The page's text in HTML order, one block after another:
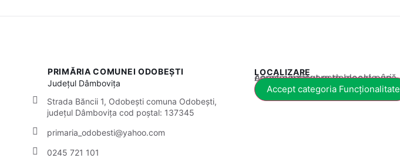
PRIMĂRIA COMUNEI ODOBEȘTI
Județul Dâmbovița
Strada Băncii 1, Odobești comuna Odobești,
județul Dâmbovița cod poștal: 137345
primaria_odobesti@yahoo.com
0245 721 101
LOCALIZARE
Acest conținut este blocat până când acceptați categoria corespunzătoare de cookie-uri.
Accept categoria Funcționalitate